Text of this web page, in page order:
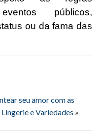
públicos,
ou da fama das
seu amor com as
e Variedades »